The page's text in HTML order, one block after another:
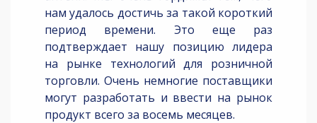
нам удалось достичь за такой короткий
период времени. Это еще раз
подтверждает нашу позицию лидера
на рынке технологий для розничной
торговли. Очень немногие поставщики
могут разработать и ввести на рынок
продукт всего за восемь месяцев.